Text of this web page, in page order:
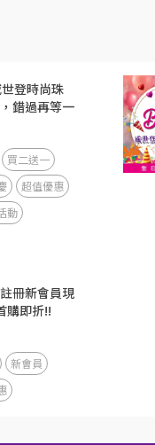
登時尚珠
錯過再等一
買二送一
超值優惠
動
冊新會員現
購即折!!
新會員